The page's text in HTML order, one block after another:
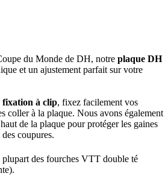
du Monde de DH, notre plaque DH
et un ajustement parfait sur votre
fixation à clip, fixez facilement vos
coller à la plaque. Nous avons également
de la plaque pour protéger les gaines
coupures.
des fourches VTT double té